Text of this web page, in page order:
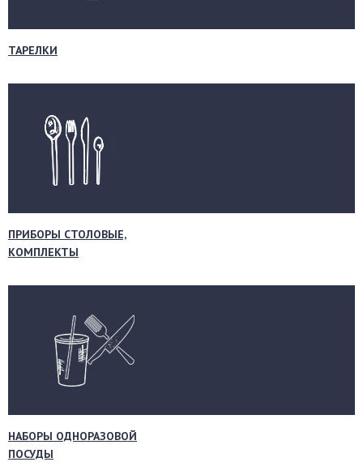
ТАРЕЛКИ
ПРИБОРЫ СТОЛОВЫЕ,
КОМПЛЕКТЫ
НАБОРЫ ОДНОРАЗОВОЙ
ПОСУДЫ